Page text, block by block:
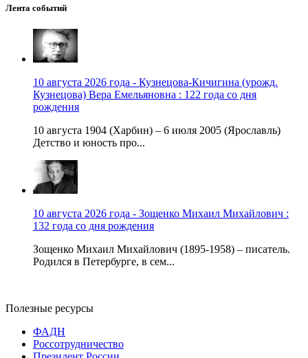
Лента событий
10 августа 2026 года - Кузнецова-Кичигина (урожд.
Кузнецова) Вера Емельяновна : 122 года со дня
рождения
10 августа 1904 (Харбин) – 6 июля 2005 (Ярославль)
Детство и юность про...
10 августа 2026 года - Зощенко Михаил Михайлович :
132 года со дня рождения
Зощенко Михаил Михайлович (1895-1958) – писатель.
Родился в Петербурге, в сем...
Полезные ресурсы
ФАДН
Россотрудничество